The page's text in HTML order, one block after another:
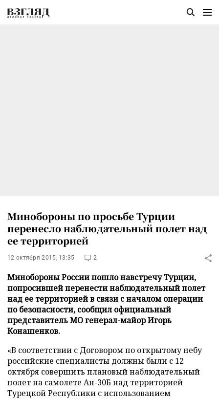
Минобороны по просьбе Турции
перенесло наблюдательный полет над
ее территорией
12 октября 2015, 13:35 2
Минобороны России пошло навстречу Турции,
попросившей перенести наблюдательный полет
над ее территорией в связи с началом операции
по безопасности, сообщил официальный
представитель МО генерал-майор Игорь
Конашенков.
«В соответствии с Договором по открытому небу
российские специалисты должны были с 12
октября совершить плановый наблюдательный
полет на самолете Ан-30Б над территорией
Турецкой Республики с использованием